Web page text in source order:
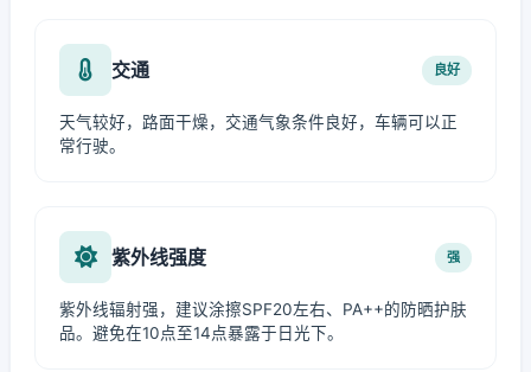
交通 良好
天气较好，路面干燥，交通气象条件良好，车辆可以正
常行驶。
紫外线强度 强
紫外线辐射强，建议涂擦SPF20左右、PA++的防晒护肤
品。避免在10点至14点暴露于日光下。